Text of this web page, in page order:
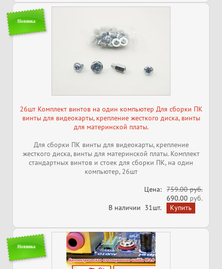
Новинка
26шт Комплект винтов на один компьютер Для сборки ПК
винты для видеокарты, крепление жесткого диска, винты
для материнской платы.
Для сборки ПК винты для видеокарты, крепление
жесткого диска, винты для материнской платы. Комплект
стандартных винтов и стоек для сборки ПК, на один
компьютер, 26шт
Цена: 759.00 руб.
690.00 руб.
В наличии 31шт.
Новинка